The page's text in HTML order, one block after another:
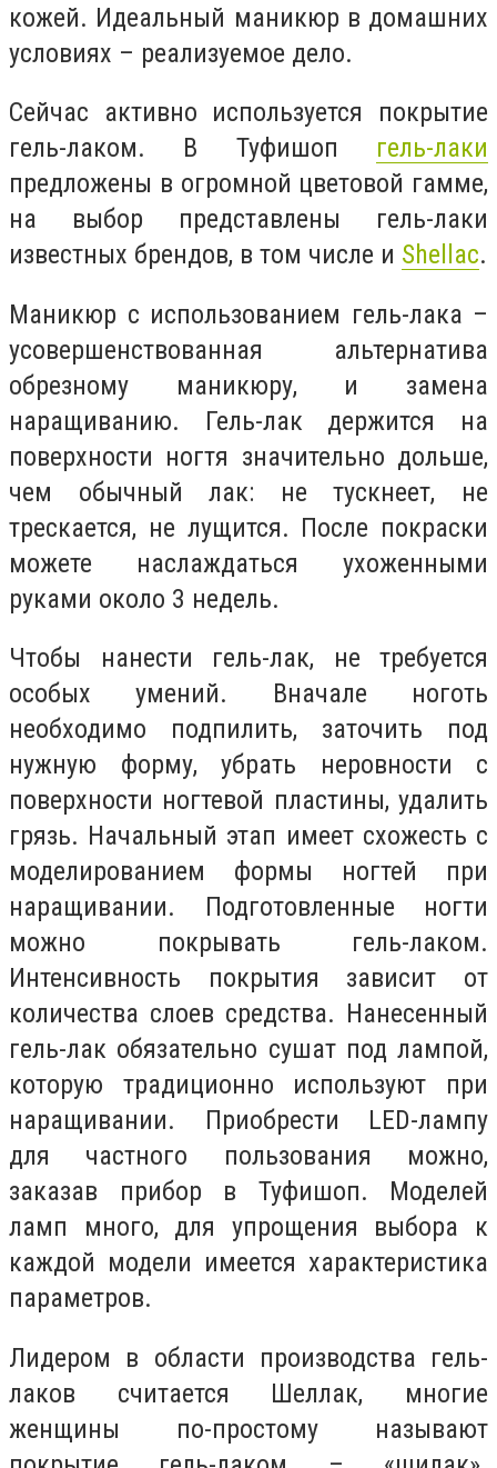
кожей. Идеальный маникюр в домашних
условиях – реализуемое дело.
Сейчас активно используется покрытие
гель-лаком. В Туфишоп гель-лаки
предложены в огромной цветовой гамме,
на выбор представлены гель-лаки
известных брендов, в том числе и Shellac.
Маникюр с использованием гель-лака –
усовершенствованная альтернатива
обрезному маникюру, и замена
наращиванию. Гель-лак держится на
поверхности ногтя значительно дольше,
чем обычный лак: не тускнеет, не
трескается, не лущится. После покраски
можете наслаждаться ухоженными
руками около 3 недель.
Чтобы нанести гель-лак, не требуется
особых умений. Вначале ноготь
необходимо подпилить, заточить под
нужную форму, убрать неровности с
поверхности ногтевой пластины, удалить
грязь. Начальный этап имеет схожесть с
моделированием формы ногтей при
наращивании. Подготовленные ногти
можно покрывать гель-лаком.
Интенсивность покрытия зависит от
количества слоев средства. Нанесенный
гель-лак обязательно сушат под лампой,
которую традиционно используют при
наращивании. Приобрести LED-лампу
для частного пользования можно,
заказав прибор в Туфишоп. Моделей
ламп много, для упрощения выбора к
каждой модели имеется характеристика
параметров.
Лидером в области производства гель-
лаков считается Шеллак, многие
женщины по-простому называют